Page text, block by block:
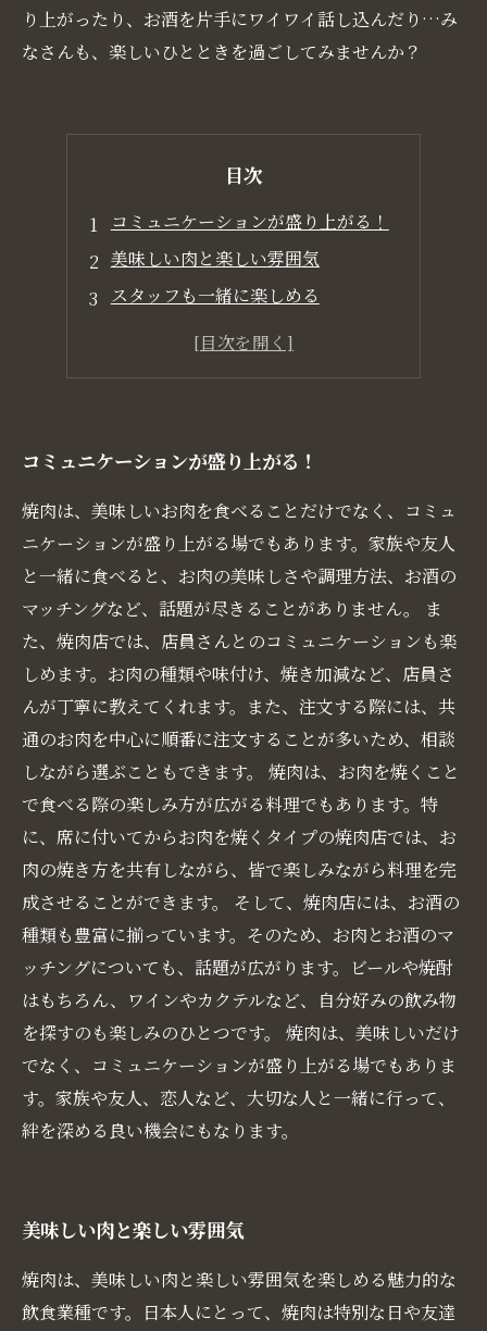
り上がったり、お酒を片手にワイワイ話し込んだり…み
なさんも、楽しいひとときを過ごしてみませんか？
目次
コミュニケーションが盛り上がる！
美味しい肉と楽しい雰囲気
スタッフも一緒に楽しめる
気兼ねなく話せる空間
コミュニケーションが盛り上がる！
焼肉は、美味しいお肉を食べることだけでなく、コミュ
ニケーションが盛り上がる場でもあります。家族や友人
と一緒に食べると、お肉の美味しさや調理方法、お酒の
マッチングなど、話題が尽きることがありません。 ま
た、焼肉店では、店員さんとのコミュニケーションも楽
しめます。お肉の種類や味付け、焼き加減など、店員さ
んが丁寧に教えてくれます。また、注文する際には、共
通のお肉を中心に順番に注文することが多いため、相談
しながら選ぶこともできます。 焼肉は、お肉を焼くこと
で食べる際の楽しみ方が広がる料理でもあります。特
に、席に付いてからお肉を焼くタイプの焼肉店では、お
肉の焼き方を共有しながら、皆で楽しみながら料理を完
成させることができます。 そして、焼肉店には、お酒の
種類も豊富に揃っています。そのため、お肉とお酒のマ
ッチングについても、話題が広がります。ビールや焼酎
はもちろん、ワインやカクテルなど、自分好みの飲み物
を探すのも楽しみのひとつです。 焼肉は、美味しいだけ
でなく、コミュニケーションが盛り上がる場でもありま
す。家族や友人、恋人など、大切な人と一緒に行って、
絆を深める良い機会にもなります。
美味しい肉と楽しい雰囲気
焼肉は、美味しい肉と楽しい雰囲気を楽しめる魅力的な
飲食業種です。日本人にとって、焼肉は特別な日や友達